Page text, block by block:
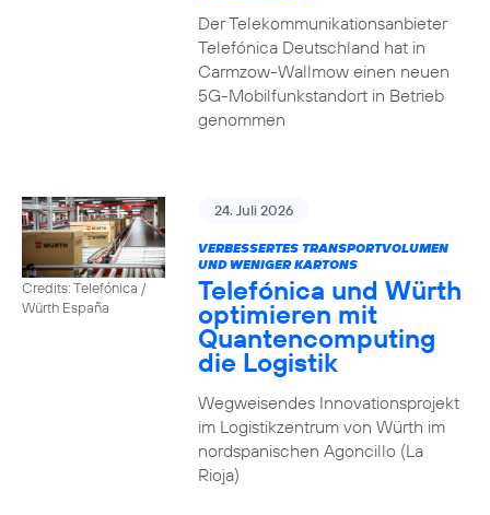
Der Telekommunikationsanbieter
Telefónica Deutschland hat in
Carmzow-Wallmow einen neuen
5G-Mobilfunkstandort in Betrieb
genommen
Credits: Telefónica /
Würth España
24. Juli 2026
VERBESSERTES TRANSPORTVOLUMEN
UND WENIGER KARTONS
Telefónica und Würth
optimieren mit
Quantencomputing
die Logistik
Wegweisendes Innovationsprojekt
im Logistikzentrum von Würth im
nordspanischen Agoncillo (La
Rioja)